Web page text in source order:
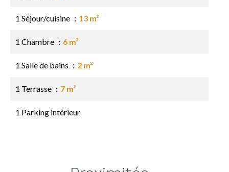
1 Séjour/cuisine 13 m²
1 Chambre 6 m²
1 Salle de bains 2 m²
1 Terrasse 7 m²
1 Parking intérieur